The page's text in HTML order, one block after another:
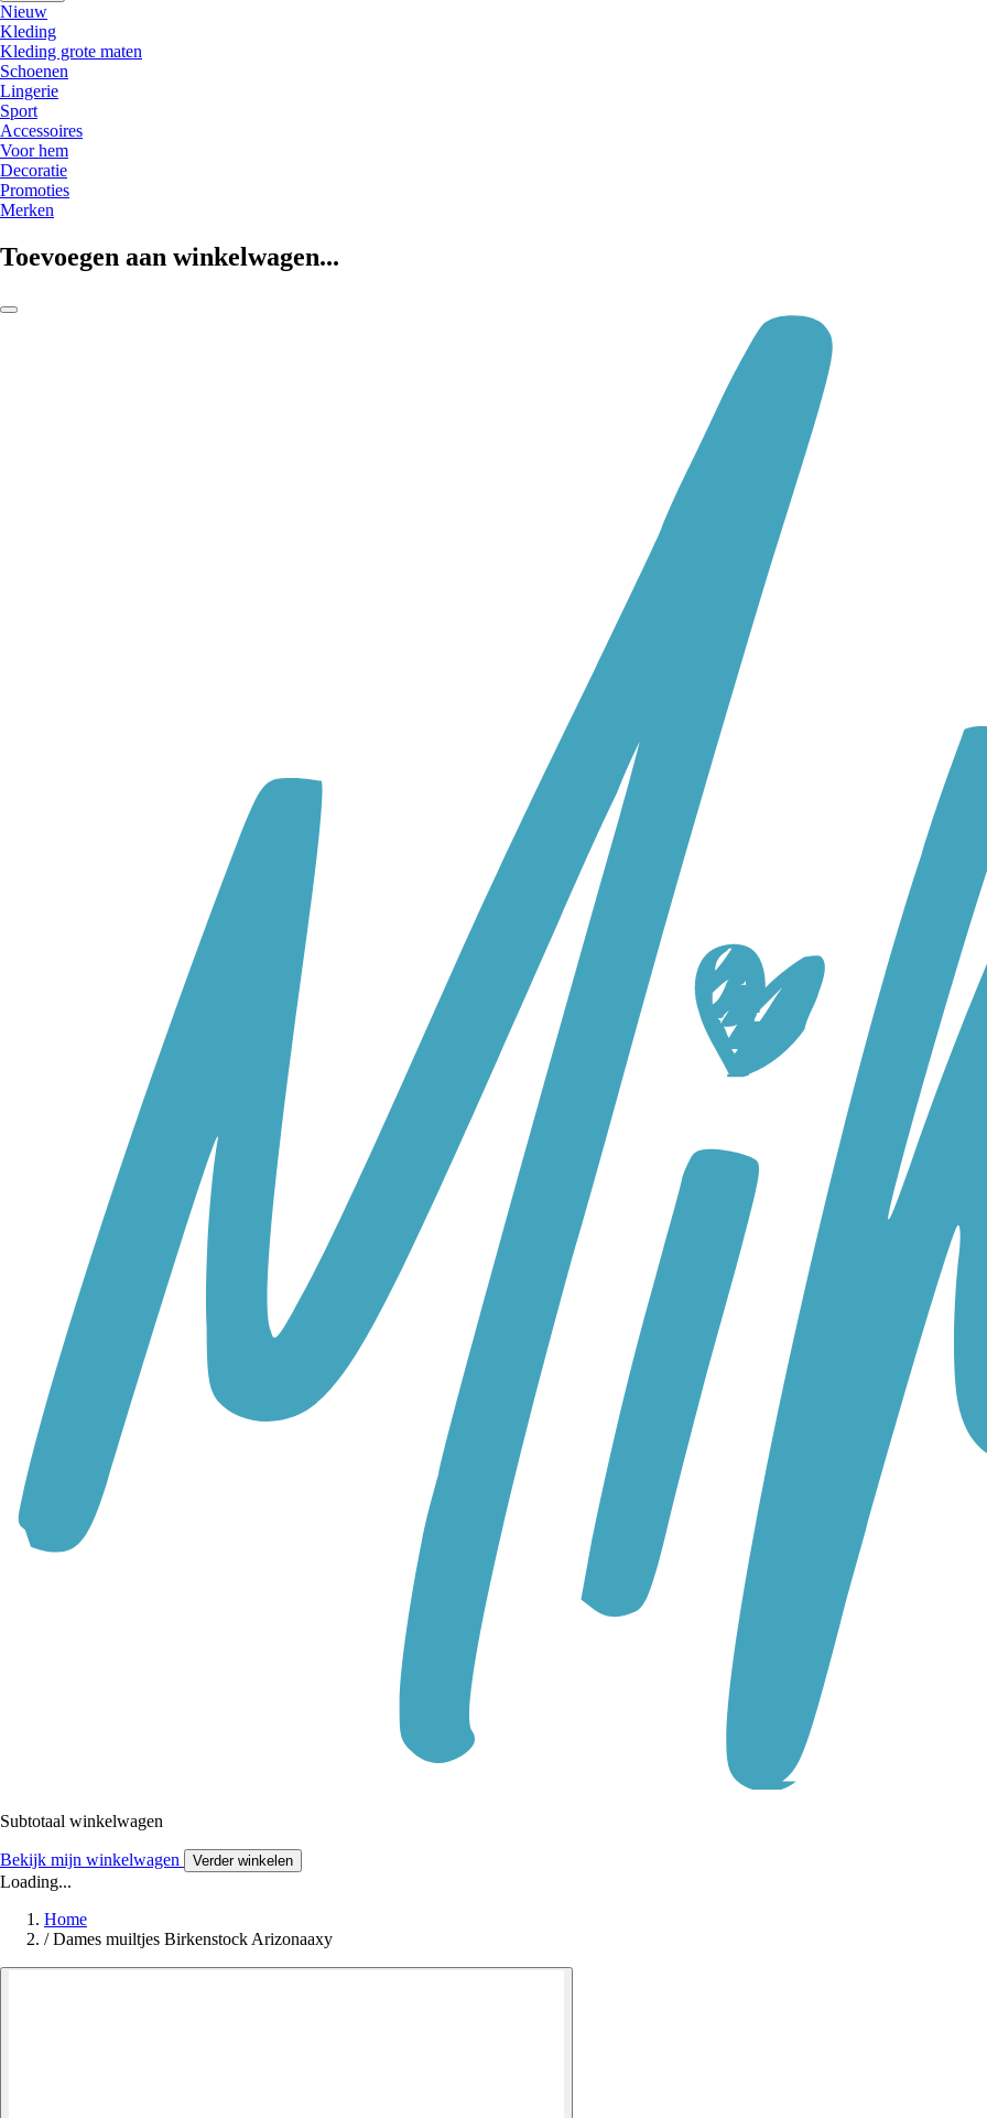
Nieuw
Kleding
Kleding grote maten
Schoenen
Lingerie
Sport
Accessoires
Voor hem
Decoratie
Promoties
Merken
Toevoegen aan winkelwagen...
Subtotaal winkelwagen
Bekijk mijn winkelwagen Verder winkelen
Loading...
Home
/ Dames muiltjes Birkenstock Arizonaaxy